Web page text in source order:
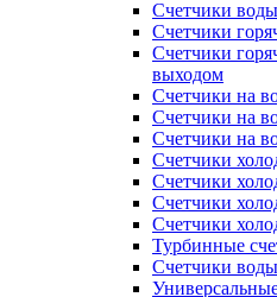
Счетчики
Счетчики
Счетчики
выходом
Счетчики на
Счетчики на
Счетчики на
Счетчики
Счетчики
Счетчики
Счетчики
Турбинные
Счетчики